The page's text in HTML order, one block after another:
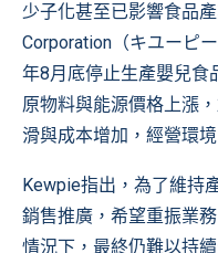
少子化甚至已影響食品
Corporation（キユーピ
年8月底停止生產嬰兒食
原物料與能源價格上漲
滑與成本增加，經營環
Kewpie指出，為了維持
銷售推廣，希望重振業
情況下，最終仍難以持